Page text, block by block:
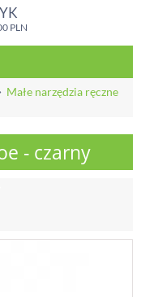
PLN
Małe narzędzia ręczne
- czarny